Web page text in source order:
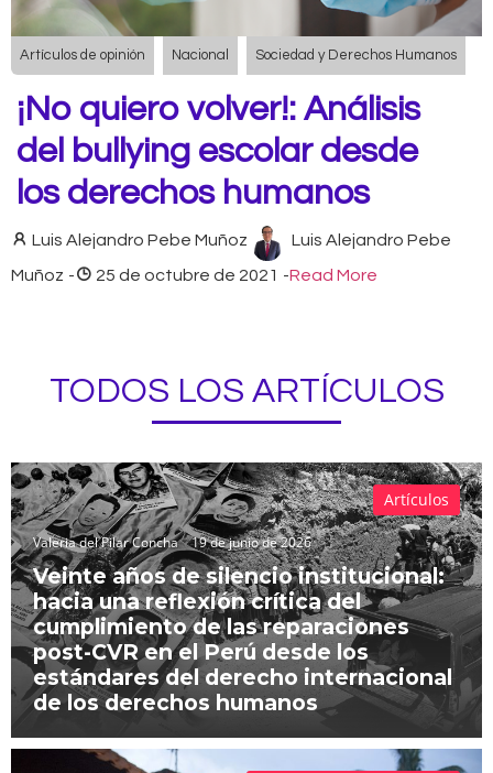
Artículos de opinión Nacional Sociedad y Derechos Humanos
¡No quiero volver!: Análisis
del bullying escolar desde
los derechos humanos
Luis Alejandro Pebe Muñoz Luis Alejandro Pebe
Muñoz - 25 de octubre de 2021 -Read More
TODOS LOS ARTÍCULOS
Valeria del Pilar Concha 19 de junio de 2026
Veinte años de silencio institucional:
hacia una reflexión crítica del
cumplimiento de las reparaciones
post-CVR en el Perú desde los
estándares del derecho internacional
de los derechos humanos
Artículos